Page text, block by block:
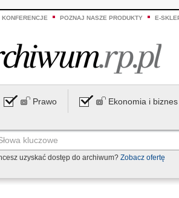
POZNAJ NASZE PRODUKTY E-
Prawo Ekonomia i biznes
uzyskać dostęp do archiwum? Zobacz ofertę